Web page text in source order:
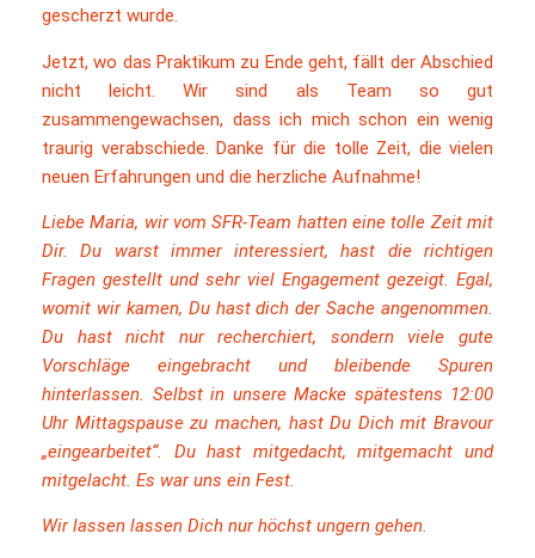
gescherzt wurde.
Jetzt, wo das Praktikum zu Ende geht, fällt der Abschied
nicht leicht. Wir sind als Team so gut
zusammengewachsen, dass ich mich schon ein wenig
traurig verabschiede. Danke für die tolle Zeit, die vielen
neuen Erfahrungen und die herzliche Aufnahme!
Liebe Maria, wir vom SFR-Team hatten eine tolle Zeit mit
Dir. Du warst immer interessiert, hast die richtigen
Fragen gestellt und sehr viel Engagement gezeigt. Egal,
womit wir kamen, Du hast dich der Sache angenommen.
Du hast nicht nur recherchiert, sondern viele gute
Vorschläge eingebracht und bleibende Spuren
hinterlassen. Selbst in unsere Macke spätestens 12:00
Uhr Mittagspause zu machen, hast Du Dich mit Bravour
„eingearbeitet“. Du hast mitgedacht, mitgemacht und
mitgelacht. Es war uns ein Fest.
Wir lassen lassen Dich nur höchst ungern gehen.